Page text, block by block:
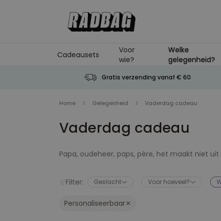
Cadeausets
Voor
wie?
Welke
gelegenheid?
Gratis verzending vanaf € 60
Home Gelegenheid Vaderdag cadeau
Vaderdag cadeau
Papa, oudeheer, paps, père, het maakt niet
die elke dag Star Wars zouden willen zien en
Filter: Geslacht Voor hoeveel?
Personaliseerbaar